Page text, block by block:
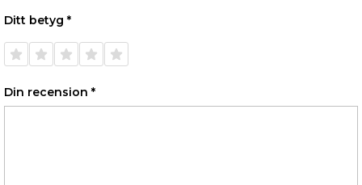
Ditt betyg *
1 av 5
stjärnor
2 av 5
stjärnor
3 av 5
stjärnor
4 av 5
stjärnor
5 av 5
stjärnor
Din recension *